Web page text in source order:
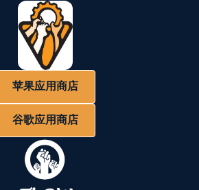
苹果应用商店
谷歌应用商店